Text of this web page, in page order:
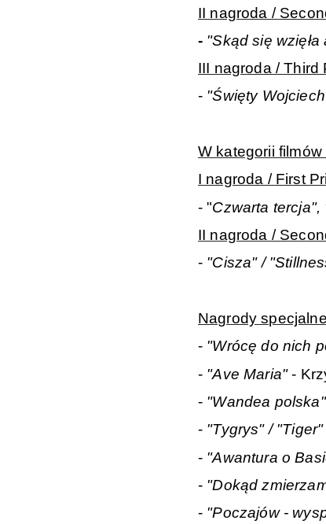
II nagroda /
- "Skąd się
III nagroda / Third
- "Święty
W kategorii
I nagroda / First
- "Czwarta
II nagroda /
- "Cisza" /
Nagrody
- "Wrócę do nich
- "Ave Maria"-
- "Wandea
- "Tygrys" / "Tiger"
- "Awantura o
- "Dokąd
- "Poczajów -